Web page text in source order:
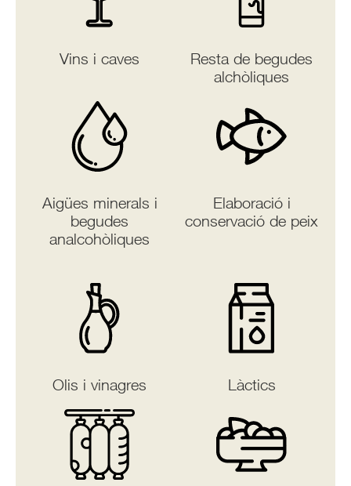
Vins i caves
Resta de begudes
alchòliques
Aigües minerals i
begudes
analcohòliques
Elaboració i
conservació de peix
Olis i vinagres Làctics